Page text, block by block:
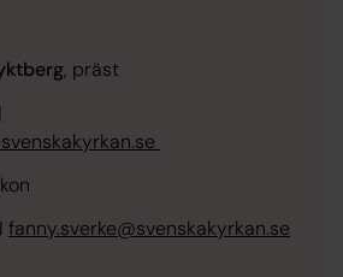
, präst
fanny.sverke@svenskakyrkan.se